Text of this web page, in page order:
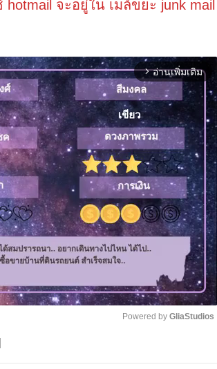
จะอยู่ใน เมล์ขยะ junk mail
arrow_forward_ios อ่านเพิ่มเติม
Powered by GliaStudios